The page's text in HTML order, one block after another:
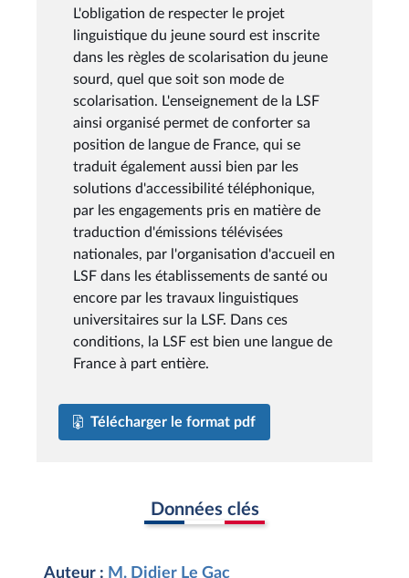
L'obligation de respecter le projet
linguistique du jeune sourd est inscrite
dans les règles de scolarisation du jeune
sourd, quel que soit son mode de
scolarisation. L'enseignement de la LSF
ainsi organisé permet de conforter sa
position de langue de France, qui se
traduit également aussi bien par les
solutions d'accessibilité téléphonique,
par les engagements pris en matière de
traduction d'émissions télévisées
nationales, par l'organisation d'accueil en
LSF dans les établissements de santé ou
encore par les travaux linguistiques
universitaires sur la LSF. Dans ces
conditions, la LSF est bien une langue de
France à part entière.
Télécharger le format pdf
Données clés
Auteur : M. Didier Le Gac